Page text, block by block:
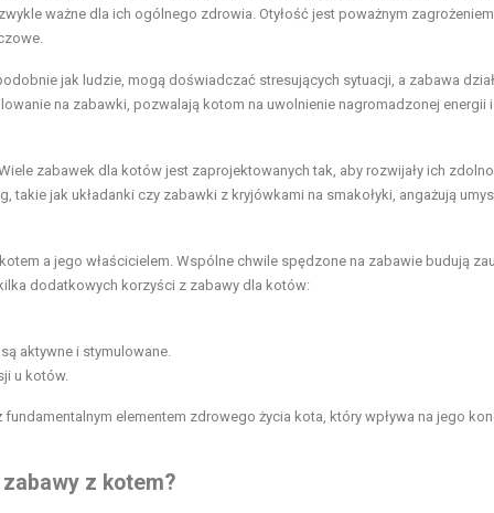
ważne dla ich ogólnego zdrowia. Otyłość jest poważnym
jak ludzie, mogą doświadczać stresujących sytuacji, a zabawa
na zabawki, pozwalają kotom na uwolnienie nagromadzonej energii i
zabawek dla kotów jest zaprojektowanych tak, aby rozwijały ich
jak układanki czy zabawki z kryjówkami na smakołyki, angażują
a jego właścicielem. Wspólne chwile spędzone na zabawie budują
dodatkowych korzyści z zabawy dla kotów:
aktywne i stymulowane.
u kotów.
elementem zdrowego życia kota, który wpływa na jego
z kotem?